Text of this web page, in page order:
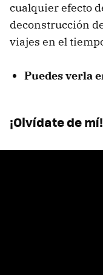
cualquier efecto
deconstrucción
viajes en el
Puedes verla
¡Olvídate de